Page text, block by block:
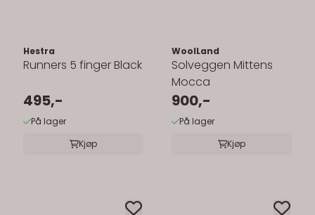
Hestra
Runners 5 finger Black
495,-
På lager
Kjøp
WoolLand
Solveggen Mittens
Mocca
900,-
På lager
Kjøp